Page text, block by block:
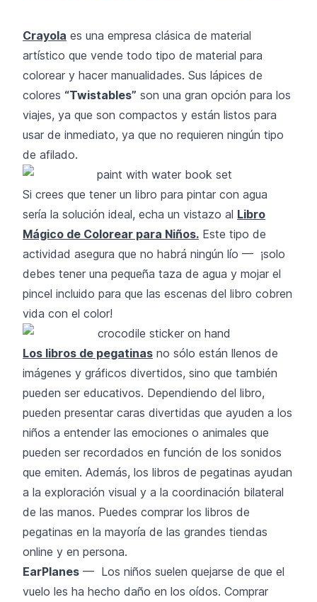
Crayola es una empresa clásica de material
artístico que vende todo tipo de material para
colorear y hacer manualidades. Sus lápices de
colores “Twistables” son una gran opción para los
viajes, ya que son compactos y están listos para
usar de inmediato, ya que no requieren ningún tipo
de afilado.
Si crees que tener un libro para pintar con agua
sería la solución ideal, echa un vistazo al Libro
Mágico de Colorear para Niños. Este tipo de
actividad asegura que no habrá ningún lío — ¡solo
debes tener una pequeña taza de agua y mojar el
pincel incluido para que las escenas del libro cobren
vida con el color!
Los libros de pegatinas no sólo están llenos de
imágenes y gráficos divertidos, sino que también
pueden ser educativos. Dependiendo del libro,
pueden presentar caras divertidas que ayuden a los
niños a entender las emociones o animales que
pueden ser recordados en función de los sonidos
que emiten. Además, los libros de pegatinas ayudan
a la exploración visual y a la coordinación bilateral
de las manos. Puedes comprar los libros de
pegatinas en la mayoría de las grandes tiendas
online y en persona.
EarPlanes — Los niños suelen quejarse de que el
vuelo les ha hecho daño en los oídos. Comprar